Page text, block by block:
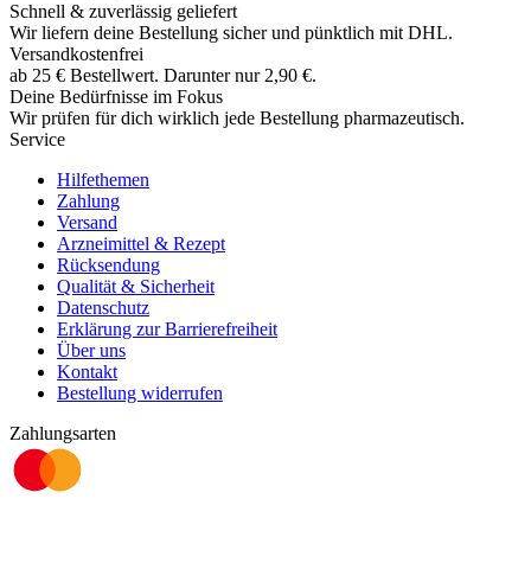
Schnell & zuverlässig geliefert
Wir liefern deine Bestellung sicher und pünktlich mit DHL.
Versandkostenfrei
ab 25 € Bestellwert. Darunter nur 2,90 €.
Deine Bedürfnisse im Fokus
Wir prüfen für dich wirklich jede Bestellung pharmazeutisch.
Service
Hilfethemen
Zahlung
Versand
Arzneimittel & Rezept
Rücksendung
Qualität & Sicherheit
Datenschutz
Erklärung zur Barrierefreiheit
Über uns
Kontakt
Bestellung widerrufen
Zahlungsarten